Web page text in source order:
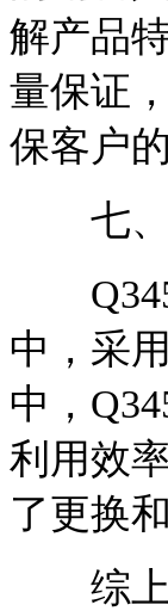
解产品
量保证
保客户
七、
中，采
中，
利用效
了更换
综上